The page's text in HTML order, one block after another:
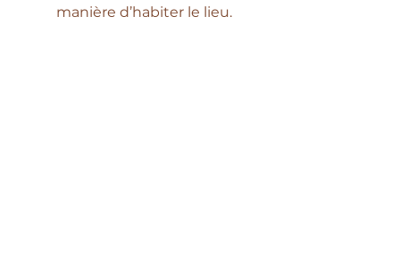
manière d’habiter le lieu.